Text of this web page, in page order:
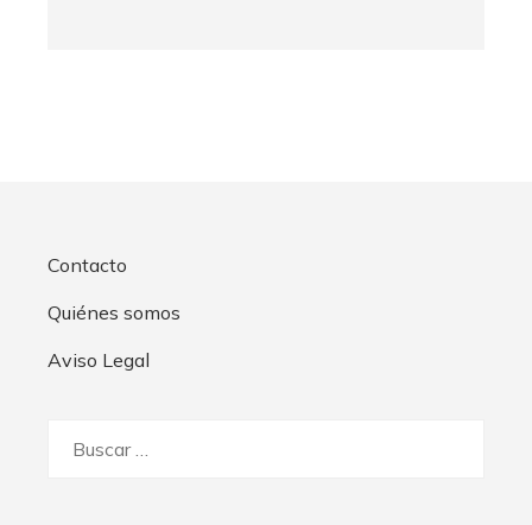
Contacto
Quiénes somos
Aviso Legal